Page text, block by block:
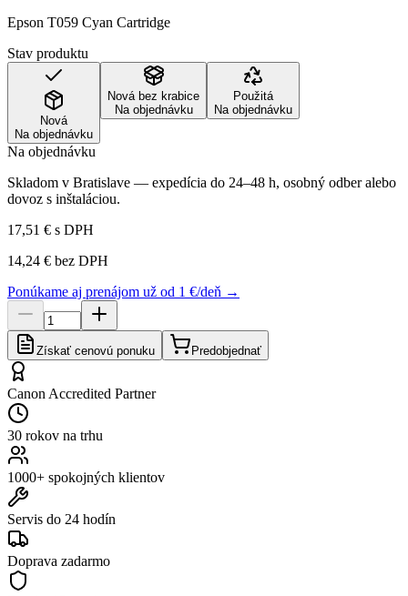
Epson T059 Cyan Cartridge
Stav produktu
Nová
Na objednávku
Nová bez krabice
Na objednávku
Použitá
Na objednávku
Na objednávku
Skladom v Bratislave — expedícia do 24–48 h, osobný odber alebo
dovoz s inštaláciou.
17,51 € s DPH
14,24 € bez DPH
Ponúkame aj prenájom už od 1 €/deň →
Získať cenovú ponuku Predobjednať
Canon Accredited Partner
30 rokov na trhu
1000+ spokojných klientov
Servis do 24 hodín
Doprava zadarmo